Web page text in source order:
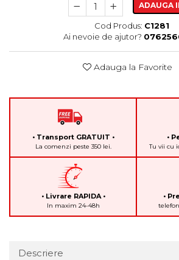
ADAUGA
Cod Produs: C1281
Ai nevoie de ajutor?
Adauga la Favorite
• Transport GRATUIT •
La comenzi peste 350 lei.
•
Tu vii cu
• Livrare RAPIDA •
In maxim 24-48h
•
Descriere